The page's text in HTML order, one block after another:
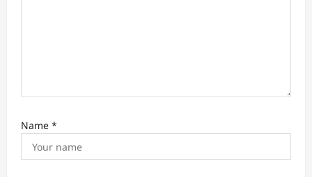
Name *